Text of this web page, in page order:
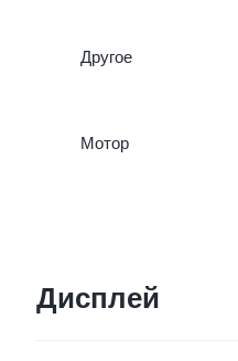
Другое
Мотор
Дисплей